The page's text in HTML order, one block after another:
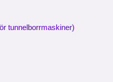
tunnelborrmaskiner)